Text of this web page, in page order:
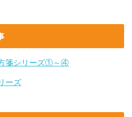
箋シリーズ①～④
ーズ